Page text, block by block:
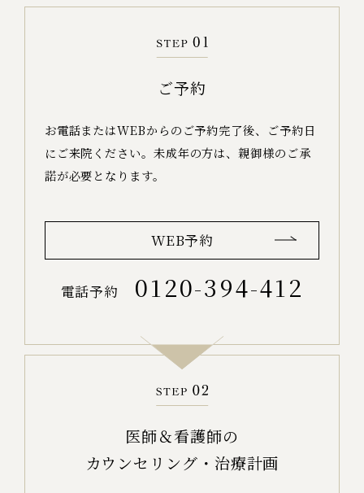
ご予約
お電話またはWEBからのご予約完了後、ご予約日
にご来院ください。 未成年の方は、親御様のご承
諾が必要となります。
WEB予約
電話予約 0120-394-412
医師＆看護師の
カウンセリング・治療計画